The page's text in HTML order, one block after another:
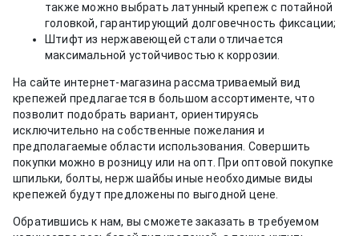
также можно выбрать латунный крепеж с потайной
головкой, гарантирующий долговечность фиксации;
Штифт из нержавеющей стали отличается
максимальной устойчивостью к коррозии.
На сайте интернет-магазина рассматриваемый вид
крепежей предлагается в большом ассортименте, что
позволит подобрать вариант, ориентируясь
исключительно на собственные пожелания и
предполагаемые области использования. Совершить
покупки можно в розницу или на опт. При оптовой покупке
шпильки, болты, нерж шайбы иные необходимые виды
крепежей будут предложены по выгодной цене.
Обратившись к нам, вы сможете заказать в требуемом